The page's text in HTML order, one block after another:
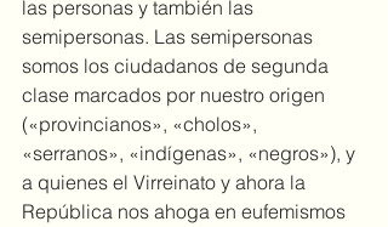
las personas y también las
semipersonas. Las semipersonas
somos los ciudadanos de segunda
clase marcados por nuestro origen
(«provincianos», «cholos»,
«serranos», «indígenas», «negros»), y
a quienes el Virreinato y ahora la
República nos ahoga en eufemismos